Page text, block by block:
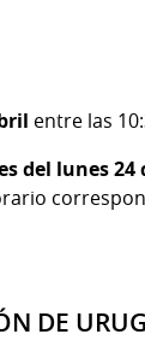
entre las
del lunes 24
DE